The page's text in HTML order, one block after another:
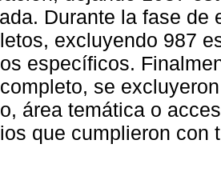
Durante la fase de
excluyendo 987
específicos.
se
área temática o
que cumplieron